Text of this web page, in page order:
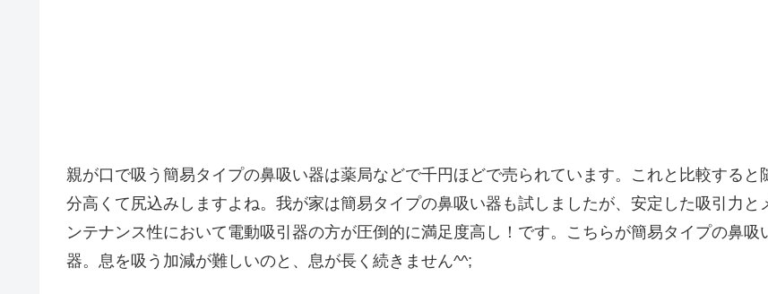
親が口で吸う簡易タイプの鼻吸い器は薬局などで千円ほどで売られています。これと比較すると
分高くて尻込みしますよね。我が家は簡易タイプの鼻吸い器も試しましたが、安定した吸引力と
ンテナンス性において電動吸引器の方が圧倒的に満足度高し！です。こちらが簡易タイプの鼻吸
器。息を吸う加減が難しいのと、息が長く続きません^^;